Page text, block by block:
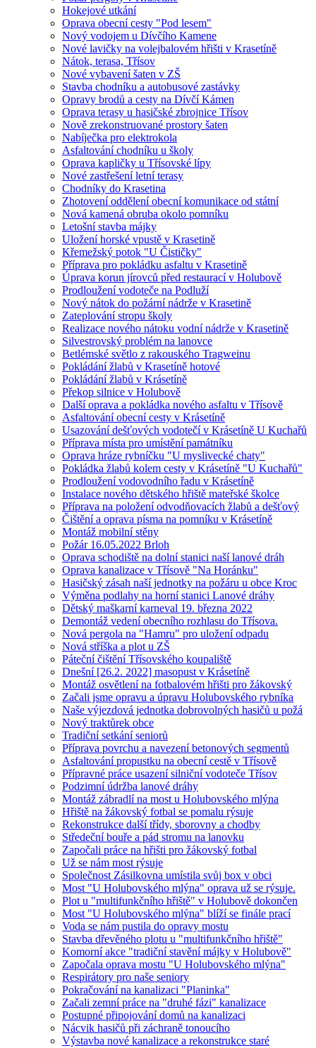
Hokejové utkání
Oprava obecní cesty "Pod lesem"
Nový vodojem u Dívčího Kamene
Nové lavičky na volejbalovém hřišti v Krasetíně
Nátok, terasa, Třísov
Nové vybavení šaten v ZŠ
Stavba chodníku a autobusové zastávky
Opravy brodů a cesty na Dívčí Kámen
Oprava terasy u hasičské zbrojnice Třísov
Nově zrekonstruované prostory šaten
Nabíječka pro elektrokola
Asfaltování chodníku u školy
Oprava kapličky u Třísovské lípy
Nové zastřešení letní terasy
Chodníky do Krasetina
Zhotovení oddělení obecní komunikace od státní
Nová kamená obruba okolo pomníku
Letošní stavba májky
Uložení horské vpustě v Krasetině
Křemežský potok "U Čističky"
Příprava pro pokládku asfaltu v Krasetině
Úprava korun jírovců před restaurací v Holubově
Prodloužení vodoteče na Podluží
Nový nátok do požární nádrže v Krasetině
Zateplování stropu školy
Realizace nového nátoku vodní nádrže v Krasetině
Silvestrovský problém na lanovce
Betlémské světlo z rakouského Tragweinu
Pokládání žlabů v Krasetíně hotové
Pokládání žlabů v Krásetíně
Překop silnice v Holubově
Další oprava a pokládka nového asfaltu v Třísově
Asfaltování obecní cesty v Krásetíně
Usazování dešťových vodotečí v Krásetíně U Kuchařů
Příprava místa pro umístění památníku
Oprava hráze rybníčku "U myslivecké chaty"
Pokládka žlabů kolem cesty v Krásetíně "U Kuchařů"
Prodloužení vodovodního řadu v Krásetíně
Instalace nového dětského hřiště mateřské školce
Příprava na položení odvodňovacích žlabů a dešťový
Čištění a oprava písma na pomníku v Krásetíně
Montáž mobilní stěny
Požár 16.05.2022 Brloh
Oprava schodiště na dolní stanici naší lanové dráh
Oprava kanalizace v Třísově "Na Horánku"
Hasičský zásah naší jednotky na požáru u obce Kroc
Výměna podlahy na horní stanici Lanové dráhy
Dětský maškarní karneval 19. března 2022
Demontáž vedení obecního rozhlasu do Třísova.
Nová pergola na "Hamru" pro uložení odpadu
Nová stříška a plot u ZŠ
Páteční čištění Třísovského koupaliště
Dnešní [26.2. 2022] masopust v Krásetíně
Montáž osvětlení na fotbalovém hřišti pro žákovský
Začali jsme opravu a úpravu Holubovského rybníka
Naše výjezdová jednotka dobrovolných hasičů u požá
Nový traktůrek obce
Tradiční setkání seniorů
Příprava povrchu a navezení betonových segmentů
Asfaltování propustku na obecní cestě v Třísově
Přípravné práce usazení silniční vodoteče Třísov
Podzimní údržba lanové dráhy
Montáž zábradlí na most u Holubovského mlýna
Hřiště na žákovský fotbal se pomalu rýsuje
Rekonstrukce další třídy, sborovny a chodby
Středeční bouře a pád stromu na lanovku
Započali práce na hřišti pro žákovský fotbal
Už se nám most rýsuje
Společnost Zásilkovna umístila svůj box v obci
Most "U Holubovského mlýna" oprava už se rýsuje.
Plot u "multifunkčního hřiště" v Holubově dokončen
Most "U Holubovského mlýna" blíží se finále prací
Voda se nám pustila do opravy mostu
Stavba dřevěného plotu u "multifunkčního hřiště"
Komorní akce "tradiční stavění májky v Holubově"
Započala oprava mostu "U Holubovského mlýna"
Respirátory pro naše seniory
Pokračování na kanalizaci "Planinka"
Začali zemní práce na "druhé fázi" kanalizace
Postupné připojování domů na kanalizaci
Nácvik hasičů při záchraně tonoucího
Výstavba nové kanalizace a rekonstrukce staré